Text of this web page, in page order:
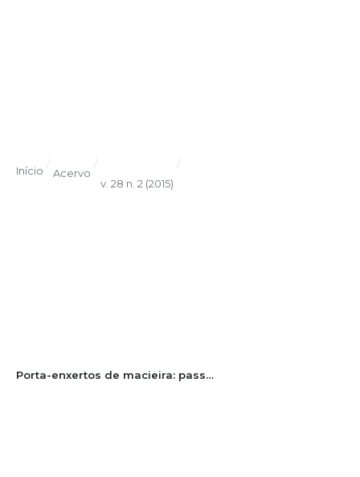
Início
/
Acervo
/
v. 28 n. 2 (2015)
/
Porta-enxertos de macieira: passado, presente e futuro